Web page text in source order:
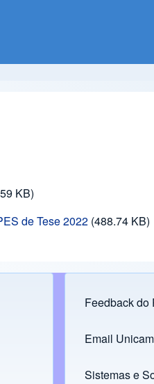
KB)
de Tese 2022 (488.74 KB)
Footer
Feedback do
Links
Email
(opens in new
Sistemas e
(opens in